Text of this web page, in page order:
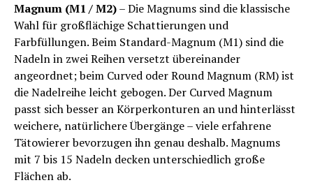
Magnum (M1 / M2)– Die Magnums sind die klassische
Wahl für großflächige Schattierungen und
Farbfüllungen. Beim Standard-Magnum (M1) sind die
Nadeln in zwei Reihen versetzt übereinander
angeordnet; beim Curved oder Round Magnum (RM) ist
die Nadelreihe leicht gebogen. Der Curved Magnum
passt sich besser an Körperkonturen an und hinterlässt
weichere, natürlichere Übergänge – viele erfahrene
Tätowierer bevorzugen ihn genau deshalb. Magnums
mit 7 bis 15 Nadeln decken unterschiedlich große
Flächen ab.